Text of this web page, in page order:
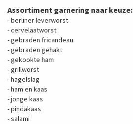
Assortiment garnering naar keuze:
- berliner leverworst
- cervelaatworst
- gebraden fricandeau
- gebraden gehakt
- gekookte ham
- grillworst
- hagelslag
- ham en kaas
- jonge kaas
- pindakaas
- salami